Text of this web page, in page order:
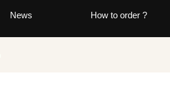
News How to order ?